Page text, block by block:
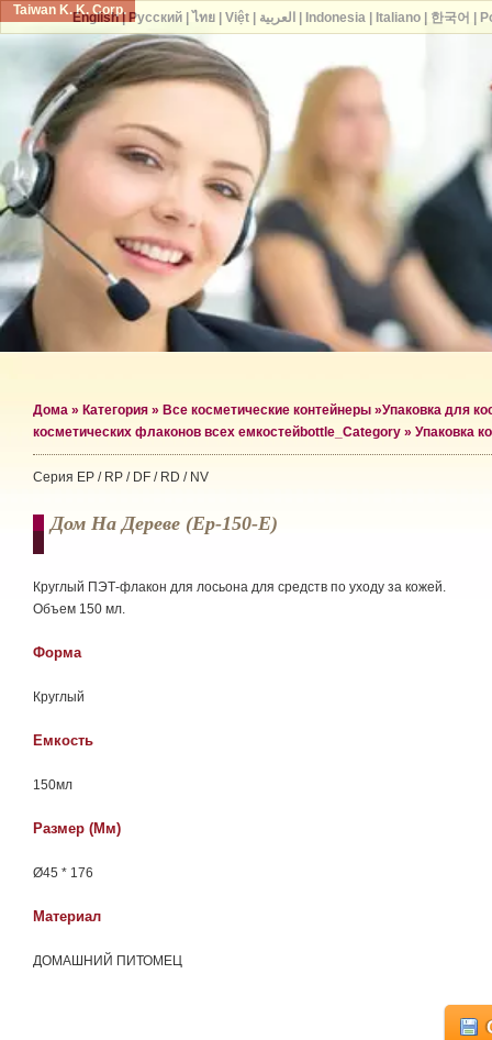
Taiwan K. K. Corp.
Дома » Категория » Все косметические контейнеры »Упаковка для
косметических флаконов всех емкостейbottle_Category » Упаковка
Серия EP / RP / DF / RD / NV
Дом На Дереве (ep-150-E)
Круглый ПЭТ-флакон для лосьона для средств по уходу за кожей.
Объем 150 мл.
Форма
Круглый
Емкость
150мл
Размер (мм)
Ø45 * 176
Материал
ДОМАШНИЙ ПИТОМЕЦ
English| Русский| ไทย| Việt| العربية Indonesia| Italiano| 한국어